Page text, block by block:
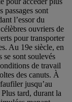
passages sont
l’essor du
ouvriers de
pour transporter
Au 19e siècle, en
sont soulevés
de travail
des canuts. À
jusqu’au
tard, durant la